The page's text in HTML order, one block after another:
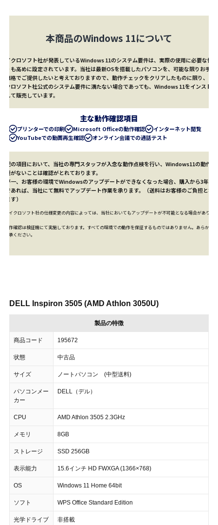
本商品のWindows 11について
マイクロソフト社が発表しているWindows 11のシステム要件は、実際の使用に必要な性能
よりも高めに設定されています。当社は最新OSを搭載したパソコンを、可能な限りお手頃
な価格でご提供したいと考えておりますので、動作チェックをクリアしたものに限り、マ
イクロソフト社公式のシステム要件に満たない場合であっても、Windows 11をインストー
ルして販売しています。
主な動作確認項目
プリンターでの印刷 Microsoft Officeの動作確認
インターネット閲覧
YouTubeでの動画再生確認
オンライン会議での通話テスト
上記の項目において、当社の専門スタッフが入念な動作点検を行い、Windows11の動作に
問題がないことは確認がとれております。
万が一、お客様の環境でWindowsのアップデートができなくなった場合、購入から3年以
内であれば、当社にて無料でアップデート作業を承ります。（送料はお客様のご負担とな
ります）
※マイクロソフト社の仕様変更の内容によっては、当社においてもアップデートが不可能となる場合がありま
※動作確認は検証機にて実施しております。すべての環境での動作を保証するものではありません。あらかじめ
ご了承ください。
DELL Inspiron 3505 (AMD Athlon 3050U)
製品の特徴
商品コード 195672
状態 中古品
サイズ ノートパソコン (中型送料)
パソコンメー
カー
DELL（デル）
CPU AMD Athlon 3505 2.3GHz
メモリ 8GB
ストレージ SSD 256GB
表示能力 15.6インチ HD FWXGA (1366×768)
OS Windows 11 Home 64bit
ソフト WPS Office Standard Edition
光学ドライブ 非搭載